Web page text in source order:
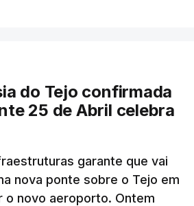
do Tejo confirmada
25 de Abril celebra
garante que vai
nova ponte sobre o Tejo em
o novo aeroporto. Ontem